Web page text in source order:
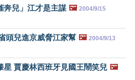
奔兒」江才是主謀 🖼️ 2004/9/15
頭兒進京威脅江家幫 🖼️ 2004/9/13
星 賈慶林西班牙見國王鬧笑兒 🖼️